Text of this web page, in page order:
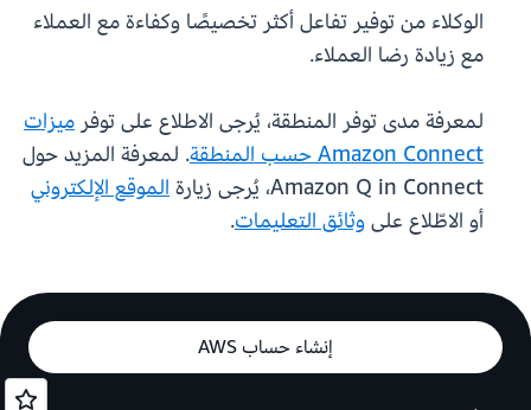
الوكلاء من توفير تفاعل أكثر تخصيصًا وكفاءة مع العملاء
مع زيادة رضا العملاء.
لمعرفة مدى توفر المنطقة، يُرجى الاطلاع على توفر ميزات
Amazon Connect حسب المنطقة
. لمعرفة المزيد حول
Amazon Q in Connect، يُرجى زيارة
الموقع الإلكتروني
أو الاطّلاع علىوثائق التعليمات.
إنشاء حساب AWS